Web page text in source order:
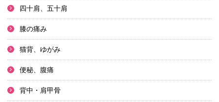
四十肩、五十肩
膝の痛み
猫背、ゆがみ
便秘、腹痛
背中・肩甲骨